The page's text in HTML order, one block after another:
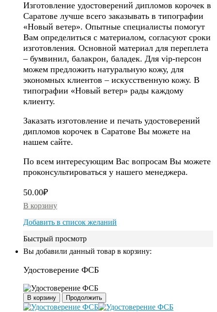
Изготовление удостоверений дипломов корочек в
Саратове лучше всего заказывать в типографии
«Новый ветер». Опытные специалисты помогут
Вам определиться с материалом, согласуют сроки
изготовления. Основной материал для переплета
– бумвинил, балакрон, баладек. Для vip-персон
можем предложить натуральную кожу, для
экономных клиентов – искусственную кожу. В
типографии «Новый ветер» рады каждому
клиенту.
Заказать изготовление и печать удостоверений
дипломов корочек в Саратове Вы можете на
нашем сайте.
По всем интересующим Вас вопросам Вы можете
проконсультироваться у нашего менеджера.
50.00₽
В корзину
Добавить в список желаний
Быстрый просмотр
Вы добавили данный товар в корзину:
Удостоверение ФСБ
В корзину Продолжить